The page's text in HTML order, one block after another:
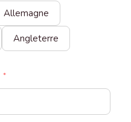
Allemagne
Angleterre
*